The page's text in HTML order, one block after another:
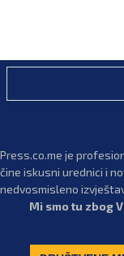
Press.co.me je
čine iskusni urednici i
nedvosmisleno
Mi smo tu zbog